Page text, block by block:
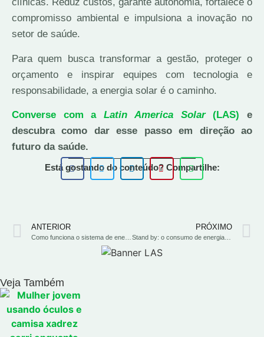
compromisso ambiental e impulsiona a inovação no
setor de saúde.
Para quem busca transformar a gestão, proteger o
orçamento e inspirar equipes com tecnologia e
responsabilidade, a energia solar é o caminho.
Converse com aLatin America Solar(LAS) e
descubra como dar esse passo em direção ao
futuro da saúde.
Está gostando do conteúdo? Compartilhe:
ANTERIOR PRÓXIMO
Stand by: o consumo de energia silencioso que pesa as finanças da sua empresa
Veja Também